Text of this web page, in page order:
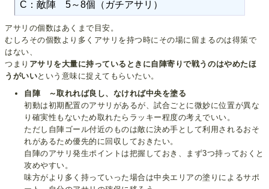
アサリの個数はあくまで目安。
むしろその個数より多くアサリを持つ時にその場に留まるのは得策で
はない、
つまり アサリを大量に持っているときに自陣寄りで戦うのはやめたほ
うがいいという意味に捉えてもらいたい。
自陣 ～取れれば良し、なければ中央を塗る
初動は初期配置のアサリがあるが、試合ごとに微妙に位置が異な
り確実性もないため取れたらラッキー程度の考えでいい。
ただし自陣ゴール付近のものは敵に決め手として利用されるおそ
れがあるため優先的に回収しておきたい。
自陣のアサリ発生ポイントは把握しておき、まず3つ持っておくと
攻めやすい。
味方がより多く持っていった場合は中央エリアの塗りによるサポ